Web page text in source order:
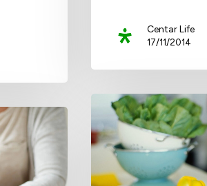
Centar Life
17/11/2014